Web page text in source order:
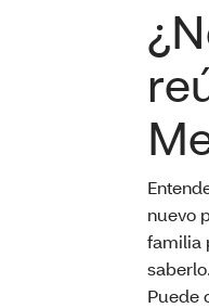
nuevo
familia
Puede